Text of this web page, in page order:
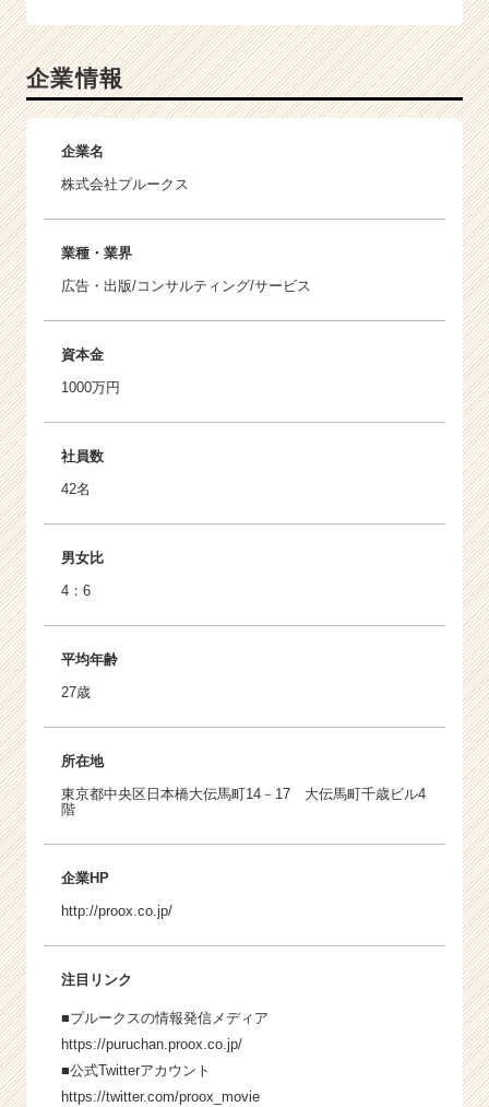
企業情報
企業名
株式会社プルークス
業種・業界
広告・出版/コンサルティング/サービス
資本金
1000万円
社員数
42名
男女比
4：6
平均年齢
27歳
所在地
東京都中央区日本橋大伝馬町14－17 大伝馬町千歳ビル4
階
企業HP
http://proox.co.jp/
注目リンク
■プルークスの情報発信メディア
https://puruchan.proox.co.jp/
■公式Twitterアカウント
https://twitter.com/proox_movie